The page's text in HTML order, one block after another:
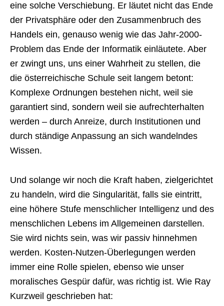
eine solche Verschiebung. Er läutet nicht das Ende
der Privatsphäre oder den Zusammenbruch des
Handels ein, genauso wenig wie das Jahr-2000-
Problem das Ende der Informatik einläutete. Aber
er zwingt uns, uns einer Wahrheit zu stellen, die
die österreichische Schule seit langem betont:
Komplexe Ordnungen bestehen nicht, weil sie
garantiert sind, sondern weil sie aufrechterhalten
werden – durch Anreize, durch Institutionen und
durch ständige Anpassung an sich wandelndes
Wissen.
Und solange wir noch die Kraft haben, zielgerichtet
zu handeln, wird die Singularität, falls sie eintritt,
eine höhere Stufe menschlicher Intelligenz und des
menschlichen Lebens im Allgemeinen darstellen.
Sie wird nichts sein, was wir passiv hinnehmen
werden. Kosten-Nutzen-Überlegungen werden
immer eine Rolle spielen, ebenso wie unser
moralisches Gespür dafür, was richtig ist. Wie Ray
Kurzweil geschrieben hat: